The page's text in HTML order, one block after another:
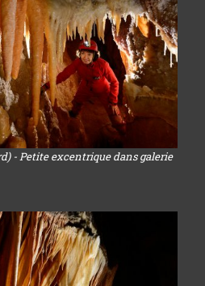
- Petite excentrique dans galerie